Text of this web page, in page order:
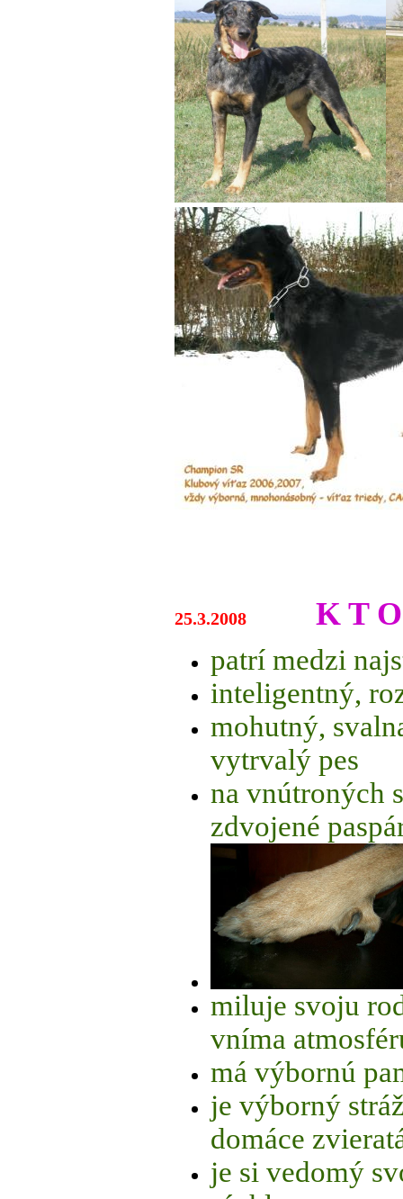
25.3.2008 K T
patrí medzi
inteligentný,
mohutný,
vytrvalý pes
na vnútroných
zdvojené
miluje svoju
vníma
má výbornú
je výborný
domáce
je si vedomý